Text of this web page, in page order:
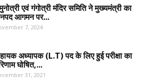
एवं गंगोत्री मंदिर समिति ने मुख्यमंत्री का
आगमन पर...
7, 2024
अध्यापक (L.T) पद के लिए हुई परीक्षा का
घोषित,...
31, 2021